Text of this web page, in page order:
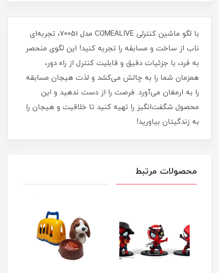
با لگو ماشین کنترلی COMEALIVE مدل 70051، تجربه‌ای
ناب از ساخت و مسابقه را تجربه کنید! این لگوی منحصر
به فرد، با جزئیات دقیق و قابلیت کنترل از راه دور،
همزمان شما را به چالش می‌کشد و لذت هیجان مسابقه
را به ارمغان می‌آورد. فرصت را از دست ندهید و این
محصول شگفت‌انگیز را تهیه کنید تا خلاقیت و هیجان را
به زندگیتان بیاورید!
محصولات مرتبط